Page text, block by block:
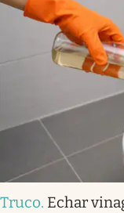
Truco. Echar